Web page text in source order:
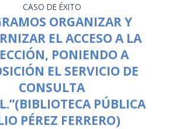
CASO DE ÉXITO
ORGANIZAR Y
EL ACCESO A LA
PONIENDO A
EL SERVICIO DE
CONSULTA
PÚBLICA
PÉREZ FERRERO)